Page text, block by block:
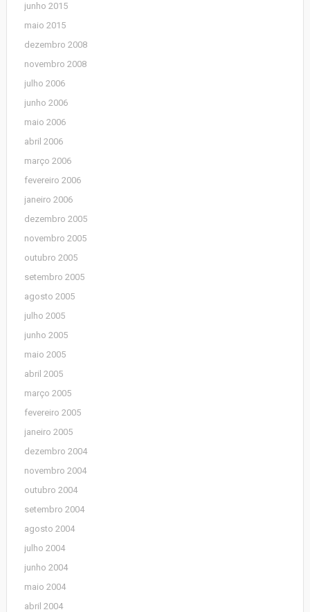
junho 2015
maio 2015
dezembro 2008
novembro 2008
julho 2006
junho 2006
maio 2006
abril 2006
março 2006
fevereiro 2006
janeiro 2006
dezembro 2005
novembro 2005
outubro 2005
setembro 2005
agosto 2005
julho 2005
junho 2005
maio 2005
abril 2005
março 2005
fevereiro 2005
janeiro 2005
dezembro 2004
novembro 2004
outubro 2004
setembro 2004
agosto 2004
julho 2004
junho 2004
maio 2004
abril 2004